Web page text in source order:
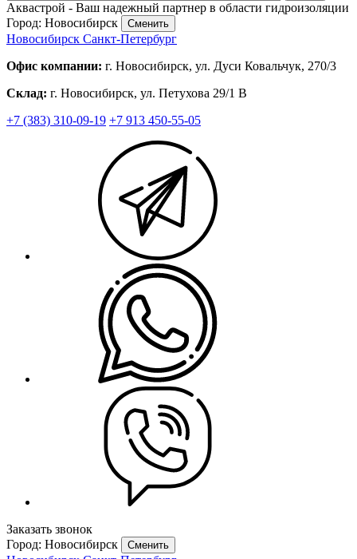
Аквастрой - Ваш надежный партнер в области гидроизоляции
Город: Новосибирск
Сменить
Новосибирск Санкт-Петербург
Офис компании: г. Новосибирск, ул. Дуси Ковальчук, 270/3
Склад: г. Новосибирск, ул. Петухова 29/1 В
+7 (383) 310-09-19 +7 913 450-55-05
Заказать звонок
Город: Новосибирск
Сменить